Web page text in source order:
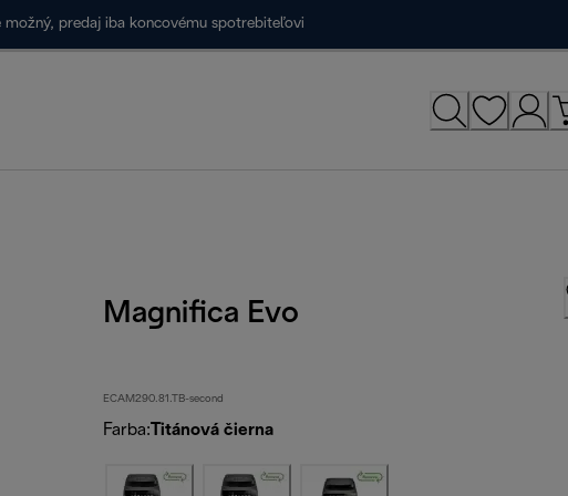
možný, predaj iba koncovému spotrebiteľovi
Magnifica Evo
ECAM290.81.TB-second
Farba:Titánová čierna